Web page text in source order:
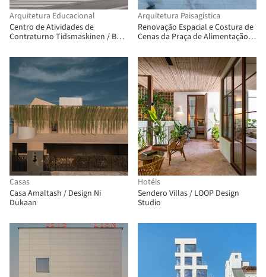
Arquitetura Educacional
Centro de Atividades de
Contraturno Tidsmaskinen / BBP
Arquitetura Paisagística
Renovação Espacial e Costura de
Cenas da Praça de Alimentação
Casas
Casa Amaltash / Design Ni
Dukaan
Hotéis
Sendero Villas / LOOP Design
Studio